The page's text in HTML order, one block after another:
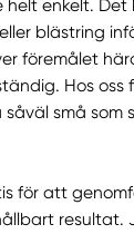
helt enkelt.
blästring
föremålet
Hos oss
små som
för att
resultat.